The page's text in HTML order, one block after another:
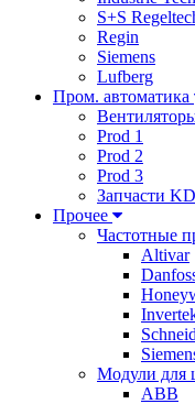
S+S
Regin
Siemens
Lufberg
Пром. автоматика
Prod 1
Prod 2
Prod 3
Запчасти
Прочее
Частотные
Altivar
Модули для
ABB